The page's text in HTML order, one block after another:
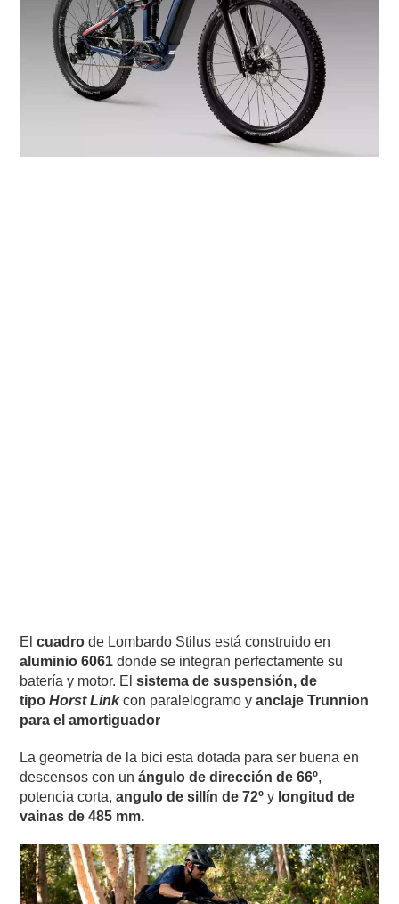
Elcuadrode Lombardo Stilus está construido en
aluminio 6061donde se integran perfectamente su
batería y motor. Elsistema de suspensión, de
tipoHorst Linkcon paralelogramo yanclaje Trunnion
para el amortiguador
La geometría de la bici esta dotada para ser buena en
descensos con unángulo de dirección de 66º,
potencia corta,angulo de sillín de 72º y longitud de
vainas de 485 mm.